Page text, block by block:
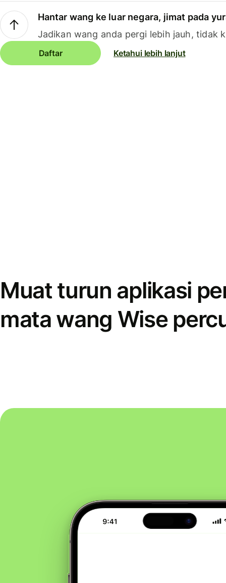
Hantar wang ke luar negara, jimat pada
Jadikan wang anda pergi lebih jauh, tidak
Daftar Ketahui lebih lanjut
Muat turun aplikasi
mata wang Wise